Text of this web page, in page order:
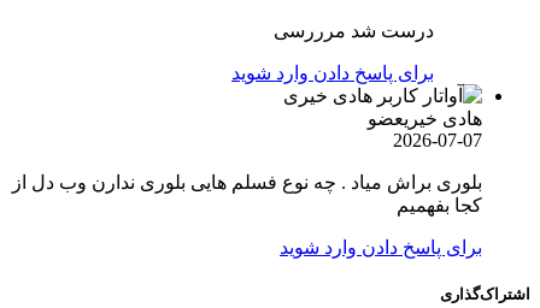
درست شد مرررسی
برای پاسخ دادن وارد شوید
هادی خیریعضو
2026-07-07
بلوری براش میاد . چه نوع فسلم هایی بلوری ندارن وب دل از
کجا بفهمیم
برای پاسخ دادن وارد شوید
اشتراک‌گذاری